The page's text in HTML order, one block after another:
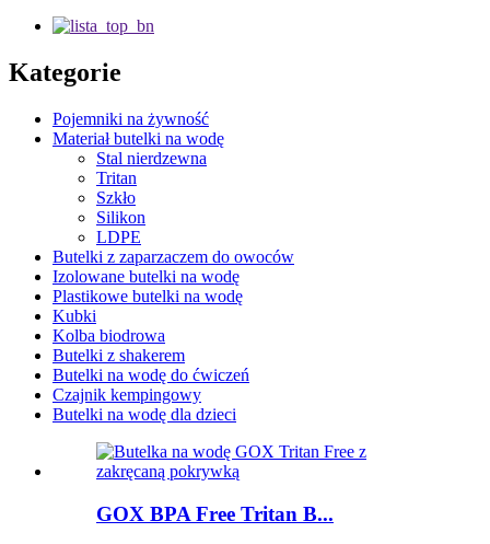
Kategorie
Pojemniki na żywność
Materiał butelki na wodę
Stal nierdzewna
Tritan
Szkło
Silikon
LDPE
Butelki z zaparzaczem do owoców
Izolowane butelki na wodę
Plastikowe butelki na wodę
Kubki
Kolba biodrowa
Butelki z shakerem
Butelki na wodę do ćwiczeń
Czajnik kempingowy
Butelki na wodę dla dzieci
GOX BPA Free Tritan B...